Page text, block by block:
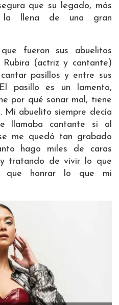
que su legado, más
llena de una gran
fueron sus abuelitos
(actriz y cantante)
pasillos y entre sus
pasillo es un lamento,
por qué sonar mal, tiene
Mi abuelito siempre decía
llamaba cantante si al
me quedó tan grabado
hago miles de caras
tratando de vivir lo que
que honrar lo que mi